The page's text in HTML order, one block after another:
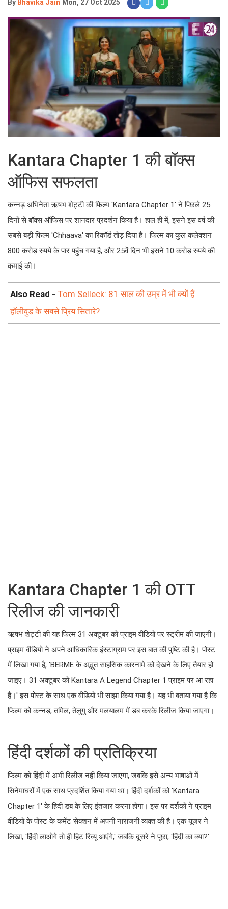
सफलता
कन्नड़ अभिनेता ऋषभ शेट्टी की फिल्म 'Kantara Chapter 1' ने पिछले
25 दिनों से बॉक्स ऑफिस पर शानदार प्रदर्शन किया है। हाल ही में, इसने
इस वर्ष की सबसे बड़ी फिल्म 'Chhaava' का रिकॉर्ड तोड़ दिया है। फिल्म का
कुल कलेक्शन 800 करोड़ रुपये के पार पहुंच गया है, और 25वें दिन भी इसने
10 करोड़ रुपये की कमाई की।
Also Read -
हॉलीवुड के सबसे प्रिय सितारे?
जानकारी
ऋषभ शेट्टी की यह फिल्म 31 अक्टूबर को प्राइम वीडियो पर स्ट्रीम की
की है। पोस्ट में लिखा गया है, 'BERME के अद्भुत साहसिक कारनामे को
देखने के लिए तैयार हो जाइए। 31 अक्टूबर को Kantara A Legend
Chapter 1 प्राइम पर आ रहा है।' इस पोस्ट के साथ एक वीडियो भी साझा
किया गया है। यह भी बताया गया है कि फिल्म को कन्नड़, तमिल, तेलुगु और
मलयालम में डब करके रिलीज किया जाएगा।
फिल्म को हिंदी में अभी रिलीज नहीं किया जाएगा, जबकि इसे अन्य भाषाओं में
Chapter 1' के हिंदी डब के लिए इंतजार करना होगा। इस पर दर्शकों ने
प्राइम वीडियो के पोस्ट के कमेंट सेक्शन में अपनी नाराजगी व्यक्त की है। एक
यूजर ने लिखा, 'हिंदी लाओगे तो ही हिट रिव्यू आएंगे,' जबकि दूसरे ने पूछा, 'हिंदी
का क्या?'